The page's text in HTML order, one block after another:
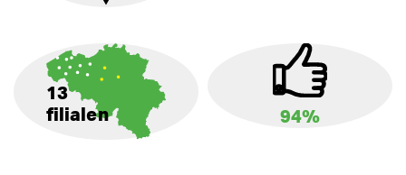
13
filialen
94%